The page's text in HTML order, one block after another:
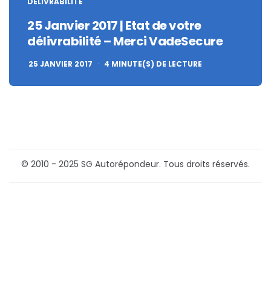
25 Janvier 2017 | Etat de votre
délivrabilité – Merci VadeSecure
25 JANVIER 2017 4 MINUTE(S) DE LECTURE
© 2010 - 2025 SG Autorépondeur. Tous droits réservés.